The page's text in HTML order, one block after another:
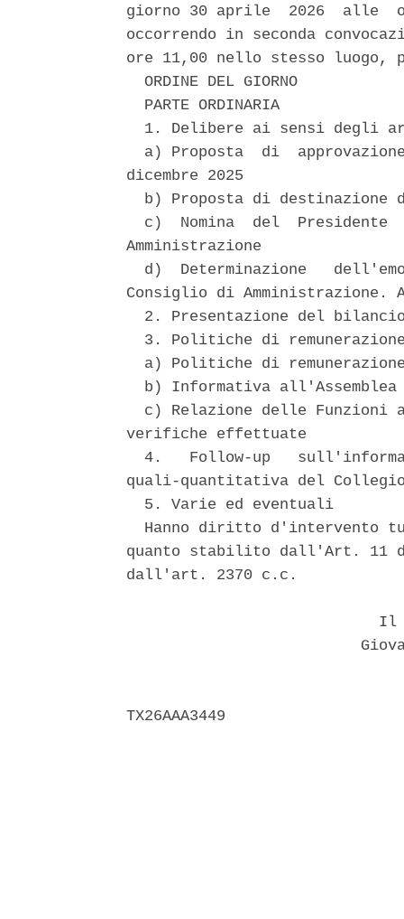
giorno 30 aprile  2026  alle
occorrendo in seconda
ore 11,00 nello stesso luogo,
  ORDINE DEL GIORNO
  PARTE ORDINARIA
1. Delibere ai sensi degli
a) Proposta  di
dicembre 2025
b) Proposta di destinazione
c)  Nomina  del  Presidente
Amministrazione
d)  Determinazione
Consiglio di Amministrazione.
2. Presentazione del
3. Politiche di
a) Politiche di
b) Informativa
c) Relazione delle Funzioni
verifiche effettuate
4.   Follow-up
quali-quantitativa del
  5. Varie ed eventuali
Hanno diritto d'intervento
quanto stabilito dall'Art. 11
dall'art. 2370 c.c.